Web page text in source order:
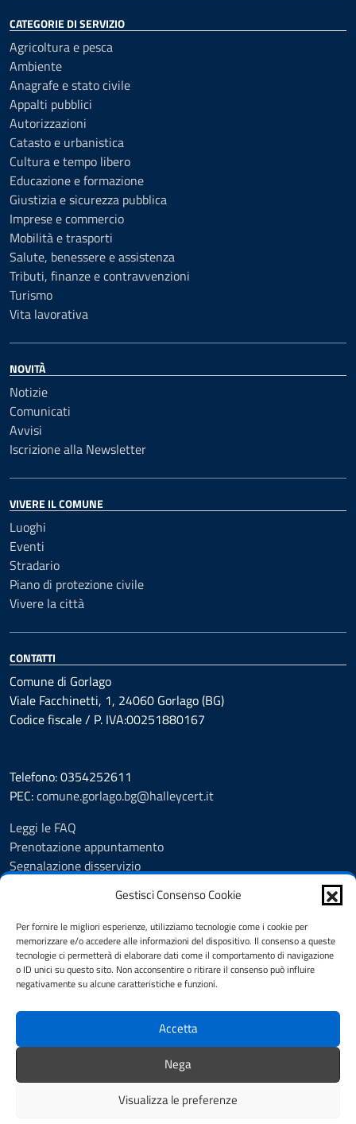
Gestisci Consenso Cookie
Per fornire le migliori esperienze, utilizziamo tecnologie come i cookie per
memorizzare e/o accedere alle informazioni del dispositivo. Il consenso a queste
tecnologie ci permetterà di elaborare dati come il comportamento di navigazione
o ID unici su questo sito. Non acconsentire o ritirare il consenso può influire
negativamente su alcune caratteristiche e funzioni.
Accetta
Nega
Visualizza le preferenze
CATEGORIE DI SERVIZIO
Agricoltura e pesca
Ambiente
Anagrafe e stato civile
Appalti pubblici
Autorizzazioni
Catasto e urbanistica
Cultura e tempo libero
Educazione e formazione
Giustizia e sicurezza pubblica
Imprese e commercio
Mobilità e trasporti
Salute, benessere e assistenza
Tributi, finanze e contravvenzioni
Turismo
Vita lavorativa
NOVITÀ
Notizie
Comunicati
Avvisi
Iscrizione alla Newsletter
VIVERE IL COMUNE
Luoghi
Eventi
Stradario
Piano di protezione civile
Vivere la città
CONTATTI
Comune di Gorlago
Viale Facchinetti, 1, 24060 Gorlago (BG)
Codice fiscale / P. IVA:00251880167
Telefono: 0354252611
PEC:comune.gorlago.bg@halleycert.it
Leggi le FAQ
Prenotazione appuntamento
Segnalazione disservizio
Cookie Policy
Informativa privacy
Dichiarazione di accessibilità
Note legali
SEGUICI SU
Facebook